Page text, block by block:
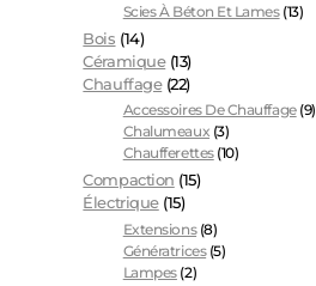
Scies À Béton Et Lames (13)
Bois (14)
Céramique (13)
Chauffage (22)
Accessoires De Chauffage (9)
Chalumeaux (3)
Chaufferettes (10)
Compaction (15)
Électrique (15)
Extensions (8)
Génératrices (5)
Lampes (2)